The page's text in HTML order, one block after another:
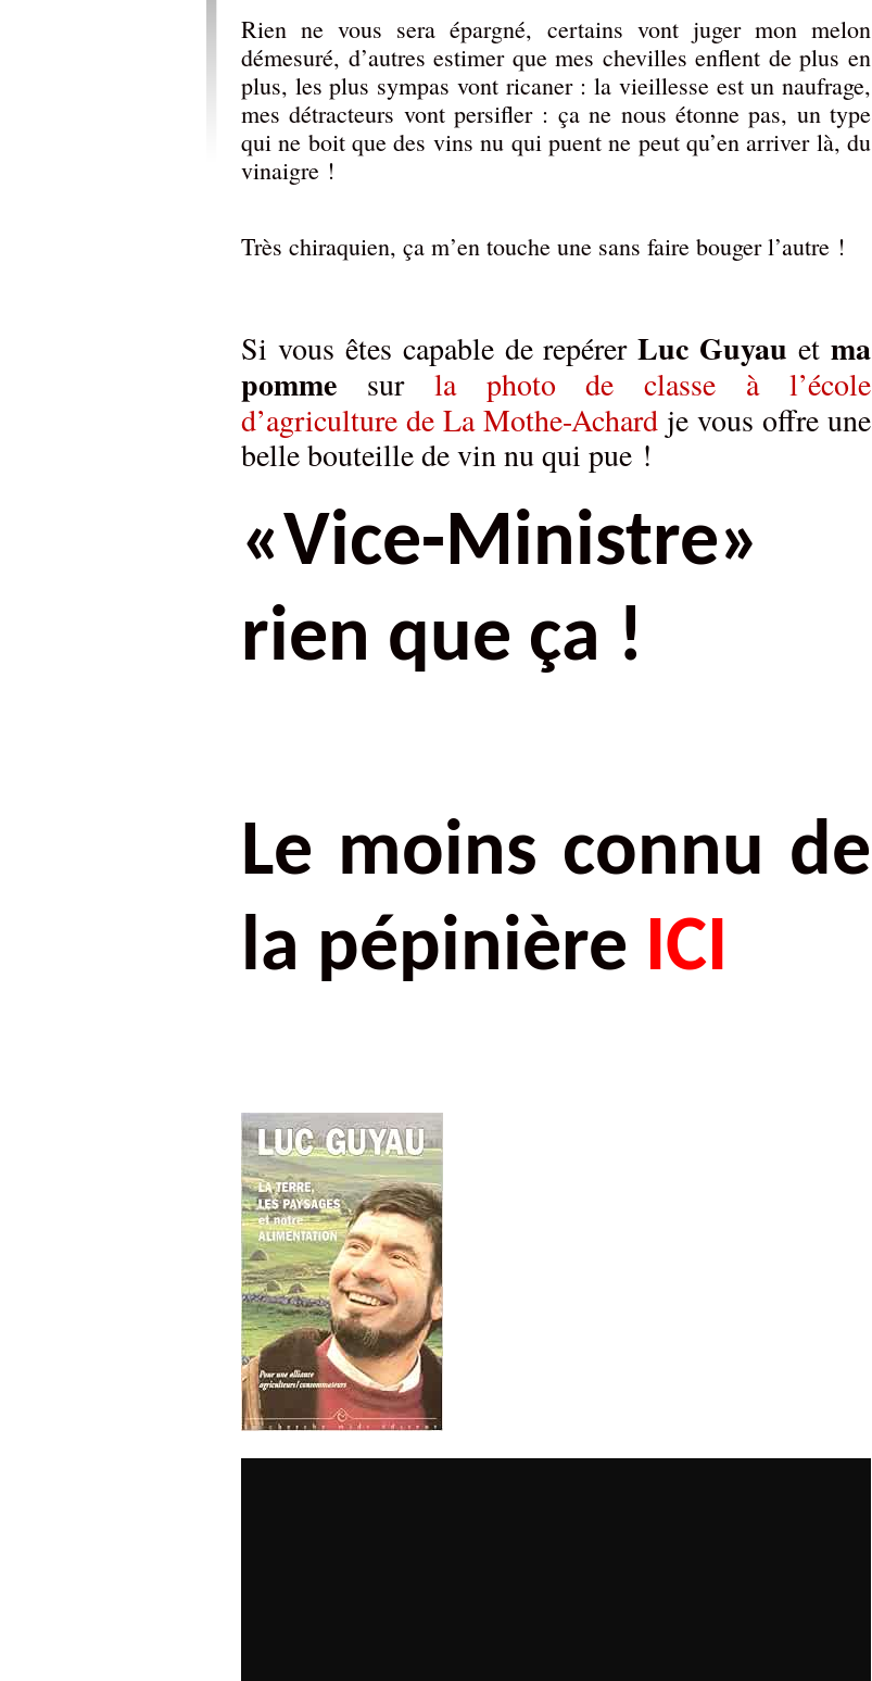
Rien ne vous sera épargné, certains vont juger mon melon
démesuré, d’autres estimer que mes chevilles enflent de plus en
plus, les plus sympas vont ricaner : la vieillesse est un naufrage,
mes détracteurs vont persifler : ça ne nous étonne pas, un type
qui ne boit que des vins nu qui puent ne peut qu’en arriver là, du
vinaigre !
Très chiraquien, ça m’en touche une sans faire bouger l’autre !
Si vous êtes capable de repérerLuc Guyau etma
pomme sur la photo de classe à l’école
d’agriculture de La Mothe-Achard je vous offre une
belle bouteille de vin nu qui pue !
«Vice-Ministre»
rien que ça !
Le moins connu de
la pépinière ICI